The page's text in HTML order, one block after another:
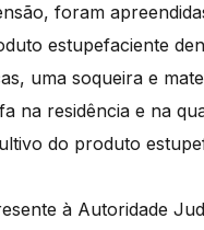
foram
estupefaciente
uma soqueira e
na residência e na
do produto
à Autoridade